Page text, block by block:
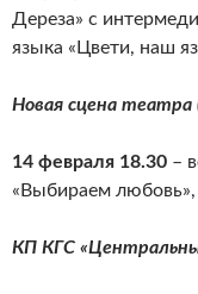
Дереза» с
языка «Цвети, наш
Новая сцена театра
14 февраля 18.30 –
«Выбираем любовь»,
КП КГС